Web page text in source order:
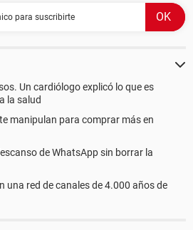
Un cardiólogo explicó lo que es
la salud
manipulan para comprar más en
de WhatsApp sin borrar la
una red de canales de 4.000 años de